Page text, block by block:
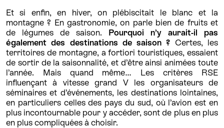
Et si enfin, en hiver, on plébiscitait le blanc et la
montagne ? En gastronomie, on parle bien de fruits et
de légumes de saison. Pourquoi n’y aurait-il pas
également des destinations de saison ? Certes, les
territoires de montagne, a fortiori touristiques, essaient
de sortir de la saisonnalité, et d’être ainsi animées toute
l’année. Mais quand même… Les critères RSE
influençant à vitesse grand V les organisateurs de
séminaires et d’événements, les destinations lointaines,
en particuliers celles des pays du sud, où l’avion est en
plus incontournable pour y accéder, sont de plus en plus
en plus compliquées à choisir.